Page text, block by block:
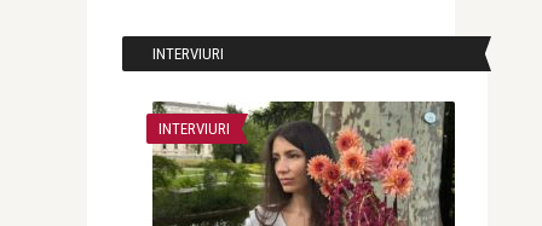
INTERVIURI
INTERVIURI